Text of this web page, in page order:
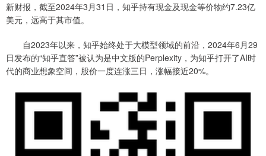
新财报，截至2024年3月31日，知乎持有现金及现金等价物约7.23亿
美元，远高于其市值。
自2023年以来，知乎始终处于大模型领域的前沿，2024年6月29
日发布的“知乎直答”被认为是中文版的Perplexity，为知乎打开了AI时
代的商业想象空间，股价一度连涨三日，涨幅接近20%。